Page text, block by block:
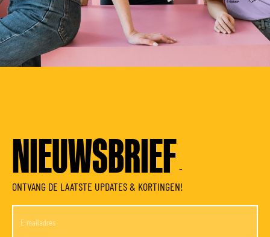
NIEUWSBRIEF -
ONTVANG DE LAATSTE UPDATES & KORTINGEN!